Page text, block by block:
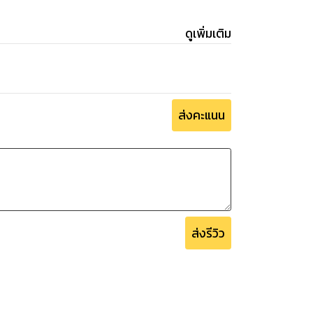
ดูเพิ่มเติม
ส่งคะแนน
ส่งรีวิว